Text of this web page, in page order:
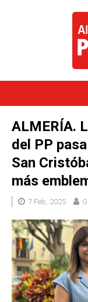
ALMERÍA.
del PP
San
más
7 Feb, 2025